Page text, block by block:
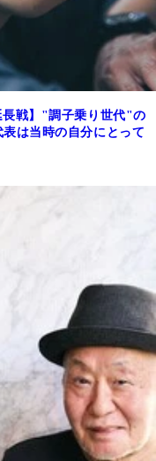
長戦】"調子乗り世代"の
は当時の自分にとって